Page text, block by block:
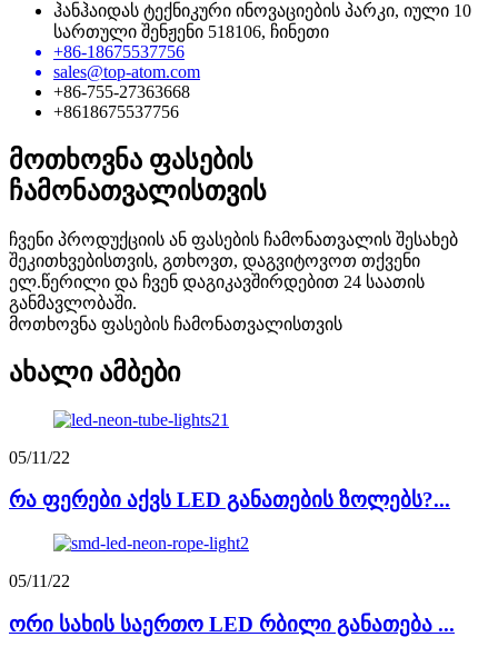
ჰანჰაიდას ტექნიკური ინოვაციების პარკი, იული 10
სართული შენჟენი 518106, ჩინეთი
+86-18675537756
sales@top-atom.com
+86-755-27363668
+8618675537756
მოთხოვნა ფასების
ჩამონათვალისთვის
ჩვენი პროდუქციის ან ფასების ჩამონათვალის შესახებ
შეკითხვებისთვის, გთხოვთ, დაგვიტოვოთ თქვენი
ელ.წერილი და ჩვენ დაგიკავშირდებით 24 საათის
განმავლობაში.
მოთხოვნა ფასების ჩამონათვალისთვის
ახალი ამბები
05/11/22
რა ფერები აქვს LED განათების ზოლებს?...
05/11/22
ორი სახის საერთო LED რბილი განათება ...